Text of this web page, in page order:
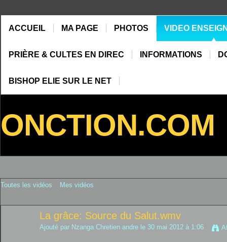
ACCUEIL MA PAGE PHOTOS VIDEO
PRIÈRE & CULTES EN DIREC INFORMATIONS
BISHOP ELIE SUR LE NET
ONCTION.COM
Toutes les vidéos Mes vidéos
La grâce: Source du Salut.wmv
Ajouté par Nzanga Chretien andre le 30 mai 2012 à 1:06